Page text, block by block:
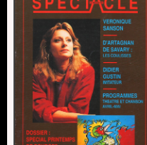
Dispositif SACD Auteurs
18/03/2026